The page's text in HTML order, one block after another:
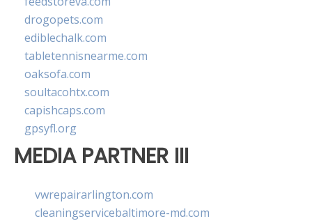
drogopets.com
ediblechalk.com
tabletennisnearme.com
oaksofa.com
soultacohtx.com
capishcaps.com
gpsyfl.org
MEDIA PARTNER III
vwrepairarlington.com
cleaningservicebaltimore-md.com